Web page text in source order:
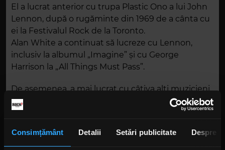
Consimțământ Detalii Setări publicitate Despre
El a lucrat anterior cu trupa Plastic Ono a lui John
Lennon, după o rugăminte din 1969 de a cânta cu
ei la Festivalul Rock de la Toronto.
Alan White a continuat să lucreze cu Lennon,
inclusiv la albumul „Imagine” și cu George
Harrison la „All Things Must Pass”.
De asemenea, a mai lucrat cu câțiva alți muzicieni,
de-a lungul anilor, printre care Ginger Baker, Joe
Cocker, Gary Wright, Doris Troy și Billy Preston,
în Rock And Roll Hall Of Fame ca membru Yes în